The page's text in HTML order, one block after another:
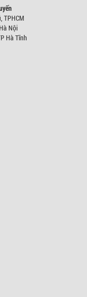
TP Hà Nội
Tuyến
TPHCM
Nội
Hà Tĩnh